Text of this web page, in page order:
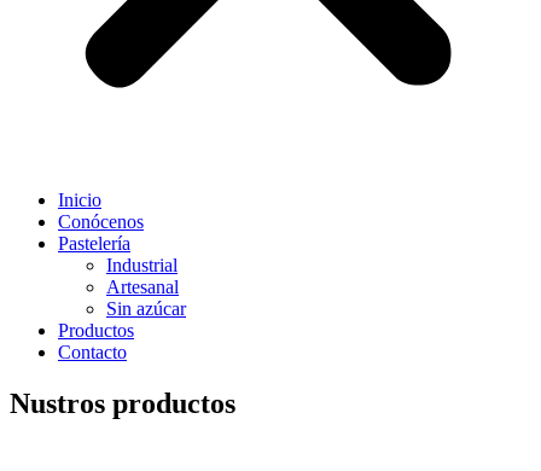
Inicio
Conócenos
Pastelería
Industrial
Artesanal
Sin azúcar
Productos
Contacto
Nustros productos